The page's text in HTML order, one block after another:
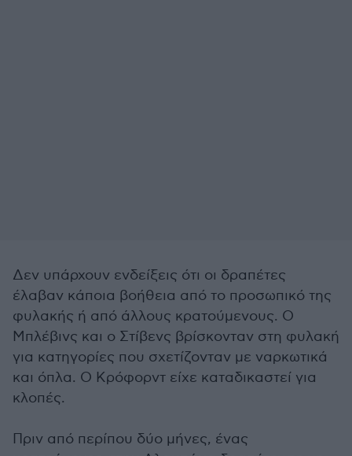
Δεν υπάρχουν ενδείξεις ότι οι δραπέτες
έλαβαν κάποια βοήθεια από το προσωπικό της
φυλακής ή από άλλους κρατούμενους. Ο
Μπλέβινς και ο Στίβενς βρίσκονταν στη φυλακή
για κατηγορίες που σχετίζονταν με ναρκωτικά
και όπλα. Ο Κρόφορντ είχε καταδικαστεί για
κλοπές.
Πριν από περίπου δύο μήνες, ένας